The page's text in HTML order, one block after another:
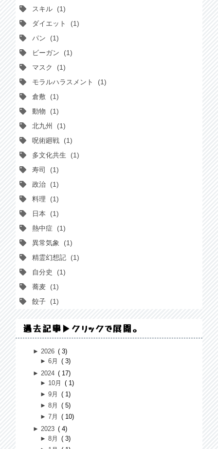
スキル
1
ダイエット
1
パン
1
ビーガン
1
マスク
1
モラルハラスメント
1
倉敷
1
動物
1
北九州
1
呪術廻戦
1
多文化共生
1
寿司
1
政治
1
料理
1
日本
1
熱中症
1
異常気象
1
精霊幻想記
1
自分史
1
蕎麦
1
餃子
1
過去記事▶クリックで展開。
► 2026
3
►6月
3
► 2024
17
► 10月
1
►9月
1
►8月
5
►7月
10
► 2023
4
►8月
3